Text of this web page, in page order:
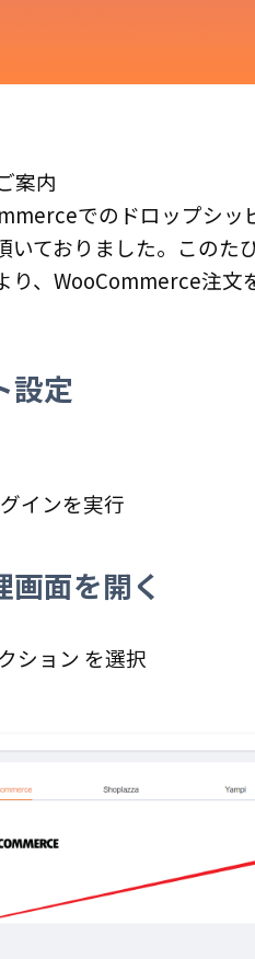
案内
でのドロップシ
いておりました。このた
り、WooCommerce注
設定
インを実行
面を開く
ション を選択